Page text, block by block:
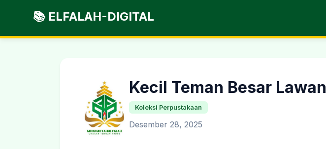
📚 ELFALAH-DIGITAL
Kecil Teman Besar Lawan
Koleksi Perpustakaan
Desember 28, 2025